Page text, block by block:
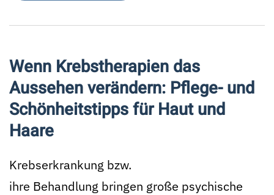
Wenn Krebstherapien das
Aussehen verändern: Pflege- und
Schönheitstipps für Haut und
Haare
Krebserkrankung bzw.
ihre Behandlung bringen große psychische